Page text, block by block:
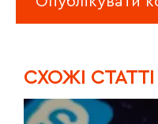
CХОЖІ СТАТТІ